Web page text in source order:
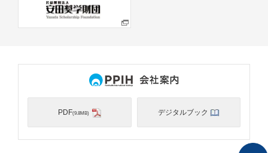
PDF(9.8MB) デジタルブック